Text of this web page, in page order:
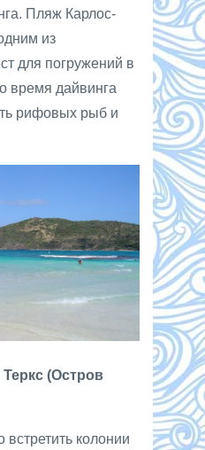
Пляж Карлос-
из
для погружений в
время дайвинга
рифовых рыб и
(Остров
колонии